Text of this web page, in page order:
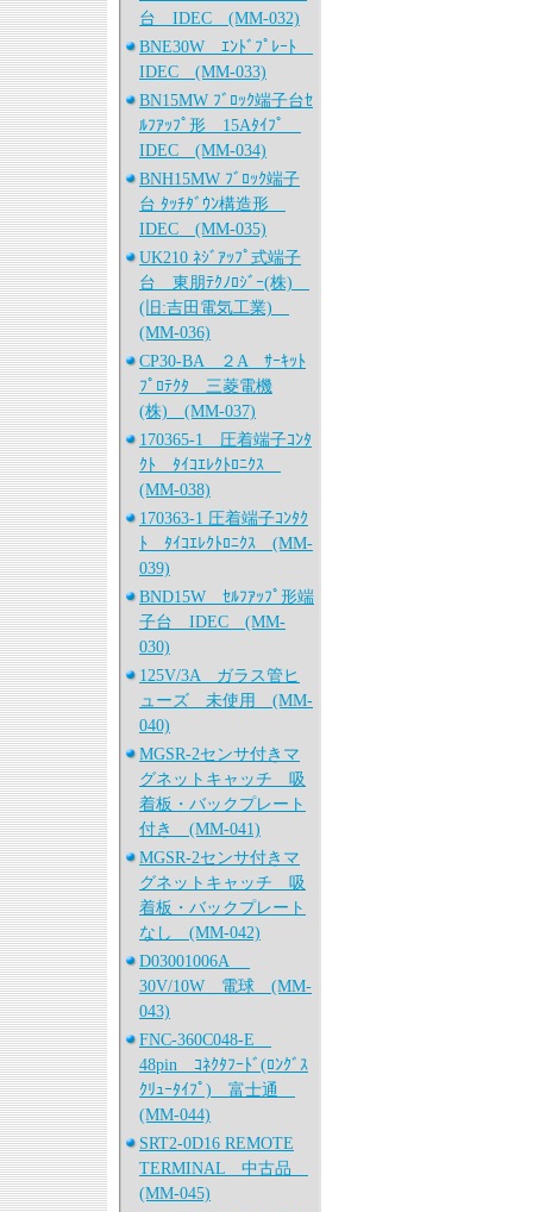
台 IDEC (MM-032)
BNE30W ｴﾝﾄﾞﾌﾟﾚｰﾄ
IDEC (MM-033)
BN15MW ﾌﾞﾛｯｸ端子台ｾ
ﾙﾌｱｯﾌﾟ形 15Aﾀｲﾌﾟ
IDEC (MM-034)
BNH15MW ﾌﾞﾛｯｸ端子
台 ﾀｯﾁﾀﾞｳﾝ構造形
IDEC (MM-035)
UK210 ﾈｼﾞｱｯﾌﾟ式端子
台 東朋ﾃｸﾉﾛｼﾞｰ(株)
(旧:吉田電気工業)
(MM-036)
CP30-BA ２A ｻｰｷｯﾄ
ﾌﾟﾛﾃｸﾀ 三菱電機
(株) (MM-037)
170365-1 圧着端子ｺﾝﾀ
ｸﾄ ﾀｲｺｴﾚｸﾄﾛﾆｸｽ
(MM-038)
170363-1 圧着端子ｺﾝﾀｸ
ﾄ ﾀｲｺｴﾚｸﾄﾛﾆｸｽ (MM-
039)
BND15W ｾﾙﾌｱｯﾌﾟ形端
子台 IDEC (MM-
030)
125V/3A ガラス管ヒ
ューズ 未使用 (MM-
040)
MGSR-2センサ付きマ
グネットキャッチ 吸
着板・バックプレート
付き (MM-041)
MGSR-2センサ付きマ
グネットキャッチ 吸
着板・バックプレート
なし (MM-042)
D03001006A
30V/10W 電球 (MM-
043)
FNC-360C048-E
48pin ｺﾈｸﾀﾌｰﾄﾞ(ﾛﾝｸﾞｽ
ｸﾘｭｰﾀｲﾌﾟ) 富士通
(MM-044)
SRT2-0D16 REMOTE
TERMINAL 中古品
(MM-045)